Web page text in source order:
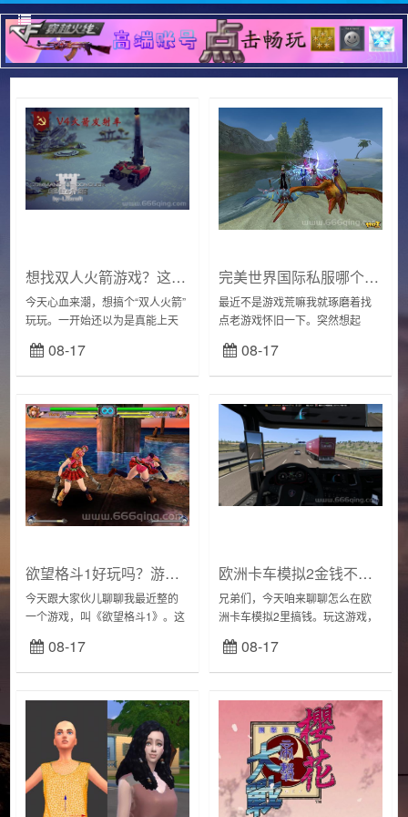
想找双人火箭游戏？这里有详细的介绍！
今天心血来潮，想搞个“双人火箭”
玩玩。一开始还以为是真能上天
戏！不过也挺有意思，那就开
搞！第一步，当然是找游戏！在
08-17
完美世界国际私服哪个好？老玩家带你选服！
最近不是游戏荒嘛我就琢磨着找
点老游戏怀旧一下。突然想起
得一塌糊涂，现在想想还真是怀
念，当时还是在读书，没有时间
08-17
欲望格斗1好玩吗？游戏亮点和特色详细介绍！
今天跟大家伙儿聊聊我最近整的
一个游戏，叫《欲望格斗1》。这
感觉？哈哈，它就是个3D格斗游
戏，是日本那个叫IULLSION的公
08-17
欧洲卡车模拟2金钱不够用？试试这几个修改方法！
兄弟们，今天咱来聊聊怎么在欧
洲卡车模拟2里搞钱。玩这游戏，
没钱，寸步难行！我刚开始玩的
时候，也是穷得叮当响，送一趟
08-17